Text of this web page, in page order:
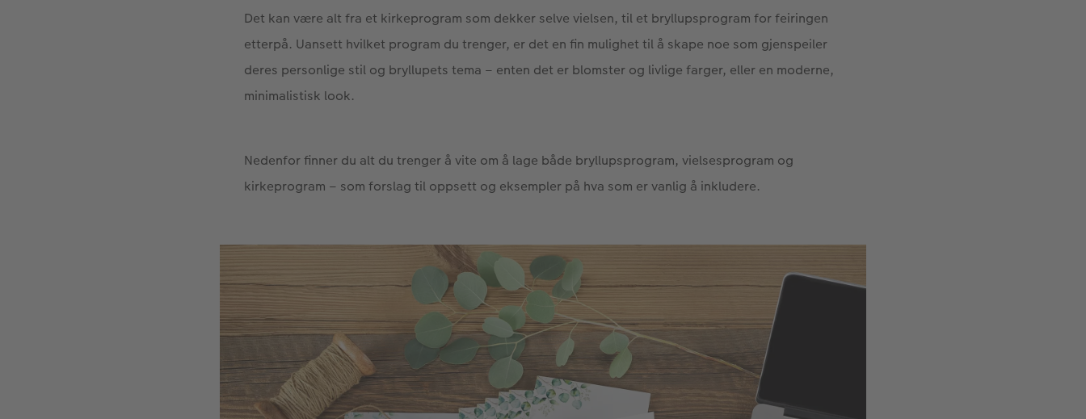
Det kan være alt fra et kirkeprogram som dekker selve vielsen, til et bryllupsprogram for feiringen
etterpå. Uansett hvilket program du trenger, er det en fin mulighet til å skape noe som gjenspeiler
deres personlige stil og bryllupets tema – enten det er blomster og livlige farger, eller en moderne,
minimalistisk look.
Nedenfor finner du alt du trenger å vite om å lage både bryllupsprogram, vielsesprogram og
kirkeprogram – som forslag til oppsett og eksempler på hva som er vanlig å inkludere.